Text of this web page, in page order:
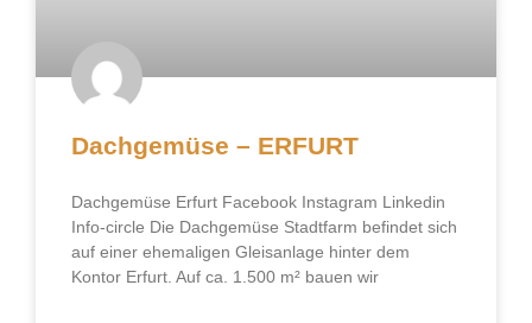
Dachgemüse – ERFURT
Dachgemüse Erfurt Facebook Instagram Linkedin
Info-circle Die Dachgemüse Stadtfarm befindet sich
auf einer ehemaligen Gleisanlage hinter dem
Kontor Erfurt. Auf ca. 1.500 m² bauen wir